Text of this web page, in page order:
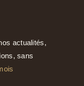
actualités,
sans